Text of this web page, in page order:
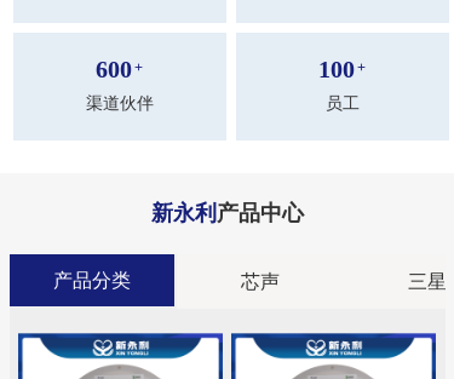
600+
渠道伙伴
100+
员工
新永利 产品中心
分类 芯声 三星
产品分类